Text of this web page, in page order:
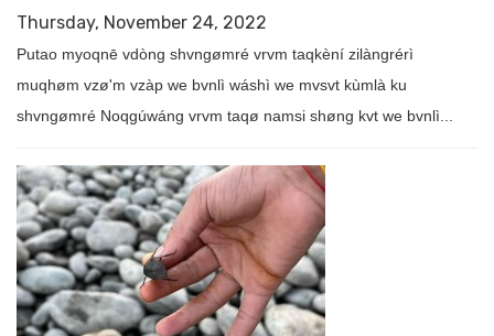
Thursday, November 24, 2022
Putao myoqnē vdòng shvngømré vrvm taqkèní zilàngrérì
muqhøm vzø'm vzàp we bvnlì wáshì we mvsvt kùmlà ku
shvngømré Noqgúwáng vrvm taqø namsi shøng kvt we bvnlì...